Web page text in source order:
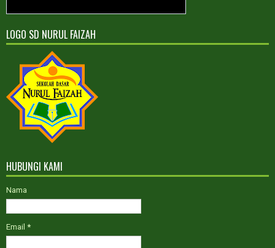
PPDB GELOMBANG II TAHUN
Kelas Reguler dan ICP
Sesudah Maret 2022
PPDB GELOMBANG III TAHUN
AJARAN 2022-2023
Kelas Reguler dan ICP
LOGO SD NURUL FAIZAH
HUBUNGI KAMI
Nama
Email *